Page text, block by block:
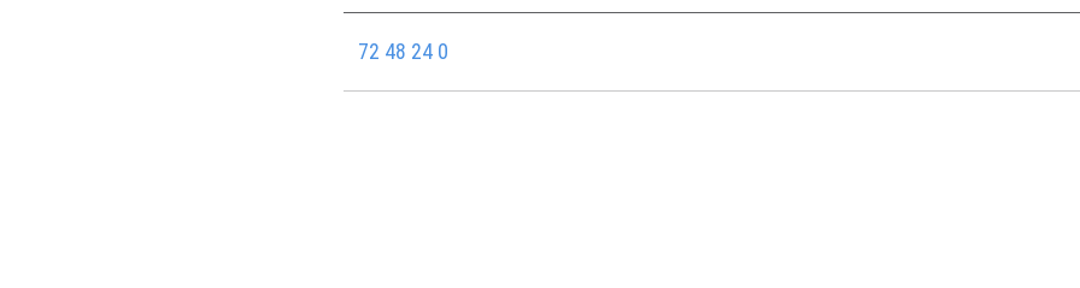
72 48 24 0